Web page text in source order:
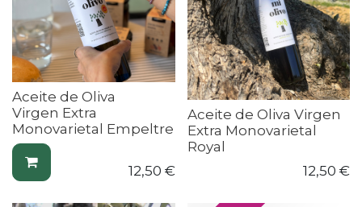
Aceite de Oliva
Virgen Extra
Monovarietal Empeltre
12,50 €
Aceite de Oliva Virgen
Extra Monovarietal
Royal
12,50 €